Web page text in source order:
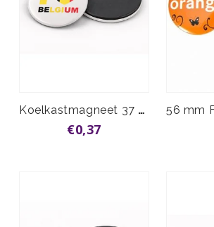
Koelkastmagneet 37 mm vanaf
€0,37